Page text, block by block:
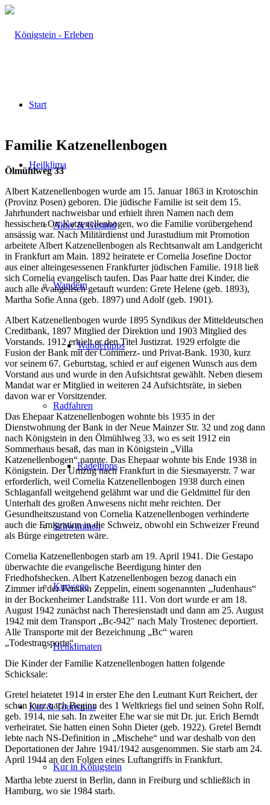
Start
Heilklima
Aktiv & Gesund
Wandern
Wandertipps
Radfahren
Radeltipps
Schwimmen
Kurwege
Heilklimaten
Kur & Tourismus
Kur in Königstein
Familie Katzenellenbogen
Ölmühlweg 33
Albert Katzenellenbogen wurde am 15. Januar 1863 in Krotoschin
(Provinz Posen) geboren. Die jüdische Familie ist seit dem 15.
Jahrhundert nachweisbar und erhielt ihren Namen nach dem
hessischen Ort Katzenellenbogen, wo die Familie vorübergehend
ansässig war. Nach Militärdienst und Jurastudium mit Promotion
arbeitete Albert Katzenellenbogen als Rechtsanwalt am Landgericht
in Frankfurt am Main. 1892 heiratete er Cornelia Josefine Doctor
aus einer alteingesessenen Frankfurter jüdischen Familie. 1918 ließ
sich Cornelia evangelisch taufen. Das Paar hatte drei Kinder, die
auch alle evangelisch getauft wurden: Grete Helene (geb. 1893),
Martha Sofie Anna (geb. 1897) und Adolf (geb. 1901).
Albert Katzenellenbogen wurde 1895 Syndikus der Mitteldeutschen
Creditbank, 1897 Mitglied der Direktion und 1903 Mitglied des
Vorstands. 1912 erhielt er den Titel Justizrat. 1929 erfolgte die
Fusion der Bank mit der Commerz- und Privat-Bank. 1930, kurz
vor seinem 67. Geburtstag, schied er auf eigenen Wunsch aus dem
Vorstand aus und wurde in den Aufsichtsrat gewählt. Neben diesem
Mandat war er Mitglied in weiteren 24 Aufsichtsräte, in sieben
davon war er Vorsitzender.
Das Ehepaar Katzenellenbogen wohnte bis 1935 in der
Dienstwohnung der Bank in der Neue Mainzer Str. 32 und zog dann
nach Königstein in den Ölmühlweg 33, wo es seit 1912 ein
Sommerhaus besaß, das man in Königstein „Villa
Katzenellenbogen“ nannte. Das Ehepaar wohnte bis Ende 1938 in
Königstein. Der Umzug nach Frankfurt in die Siesmayerstr. 7 war
erforderlich, weil Cornelia Katzenellenbogen 1938 durch einen
Schlaganfall weitgehend gelähmt war und die Geldmittel für den
Unterhalt des großen Anwesens nicht mehr reichten. Der
Gesundheitszustand von Cornelia Katzenellenbogen verhinderte
auch die Emigration in die Schweiz, obwohl ein Schweizer Freund
als Bürge eingetreten wäre.
Cornelia Katzenellenbogen starb am 19. April 1941. Die Gestapo
überwachte die evangelische Beerdigung hinter den
Friedhofshecken. Albert Katzenellenbogen bezog danach ein
Zimmer in der Pension Zeppelin, einem sogenannten „Judenhaus“
in der Bockenheimer Landstraße 111. Von dort wurde er am 18.
August 1942 zunächst nach Theresienstadt und dann am 25. August
1942 mit dem Transport „Bc-942″ nach Maly Trostenec deportiert.
Alle Transporte mit der Bezeichnung „Bc“ waren
„Todestransporte“.
Die Kinder der Familie Katzenellenbogen hatten folgende
Schicksale:
Gretel heiatetet 1914 in erster Ehe den Leutnant Kurt Reichert, der
schon kurz nach Beginn des 1 Weltkriegs fiel und seinen Sohn Rolf,
geb. 1914, nie sah. In zweiter Ehe war sie mit Dr. jur. Erich Berndt
verheiratet. Sie hatten einen Sohn Dieter (geb. 1922). Gretel Berndt
lebte nach NS-Definition in „Mischehe“ und war deshalb von den
Deportationen der Jahre 1941/1942 ausgenommen. Sie starb am 24.
April 1944 an den Folgen eines Luftangriffs in Frankfurt.
Martha lebte zuerst in Berlin, dann in Freiburg und schließlich in
Hamburg, wo sie 1984 starb.